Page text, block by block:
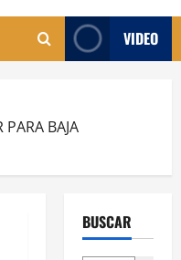
VIDEO
PARA BAJA
BUSCAR